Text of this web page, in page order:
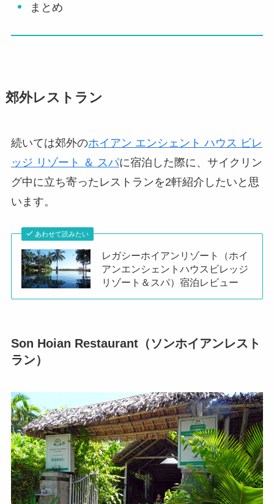
まとめ
郊外レストラン
続いては郊外のホイアン エンシェント ハウス ビレ
ッジ リゾート ＆ スパに宿泊した際に、サイクリン
グ中に立ち寄ったレストランを2軒紹介したいと思
います。
あわせて読みたい
レガシーホイアンリゾート（ホイ
アンエンシェントハウスビレッジ
リゾート＆スパ）宿泊レビュー
Son Hoian Restaurant（ソンホイアンレスト
ラン）